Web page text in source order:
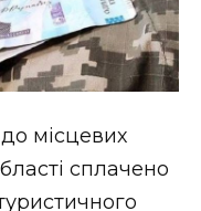
місцевих
сплачено